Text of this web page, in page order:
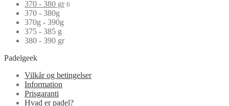
370 - 380 gr 6
370 - 380g
370g - 390g
375 - 385 g
380 - 390 gr
Padelgeek
Vilkår og betingelser
Information
Prisgaranti
Hvad er padel?